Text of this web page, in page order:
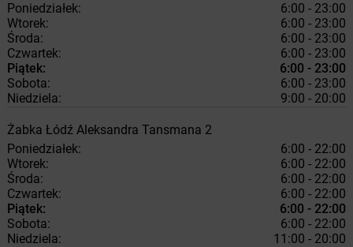
Poniedziałek:
6:00 - 23:00
Wtorek:
6:00 - 23:00
Środa:
6:00 - 23:00
Czwartek:
6:00 - 23:00
Piątek:
6:00 - 23:00
Sobota:
6:00 - 23:00
Niedziela:
9:00 - 20:00
Żabka Łódź Aleksandra Tansmana 2
Poniedziałek:
6:00 - 22:00
Wtorek:
6:00 - 22:00
Środa:
6:00 - 22:00
Czwartek:
6:00 - 22:00
Piątek:
6:00 - 22:00
Sobota:
6:00 - 22:00
Niedziela:
11:00 - 20:00